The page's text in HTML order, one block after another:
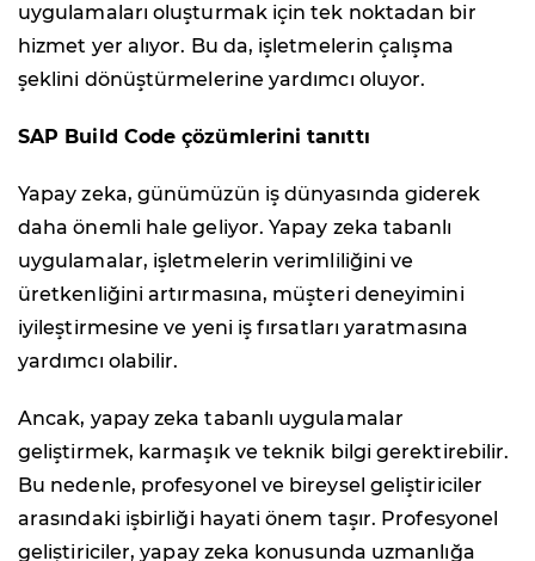
uygulamaları oluşturmak için tek noktadan bir
hizmet yer alıyor. Bu da, işletmelerin çalışma
şeklini dönüştürmelerine yardımcı oluyor.
SAP Build Codeçözümlerini tanıttı
Yapay zeka, günümüzün iş dünyasında giderek
daha önemli hale geliyor. Yapay zeka tabanlı
uygulamalar, işletmelerin verimliliğini ve
üretkenliğini artırmasına, müşteri deneyimini
iyileştirmesine ve yeni iş fırsatları yaratmasına
yardımcı olabilir.
Ancak, yapay zeka tabanlı uygulamalar
geliştirmek, karmaşık ve teknik bilgi gerektirebilir.
Bu nedenle, profesyonel ve bireysel geliştiriciler
arasındaki işbirliği hayati önem taşır. Profesyonel
geliştiriciler, yapay zeka konusunda uzmanlığa